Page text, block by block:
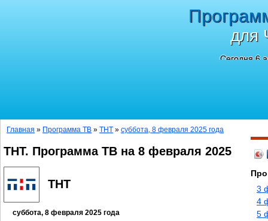
для
Сегодня 6
Главная » Программа ТВ » ТНТ » суббота, 8 февраля 2025 года
ТНТ. Программа ТВ на 8 февраля 2025
ТНТ
суббота, 8 февраля 2025 года
3
4
5